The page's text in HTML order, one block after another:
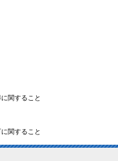
関すること
関すること